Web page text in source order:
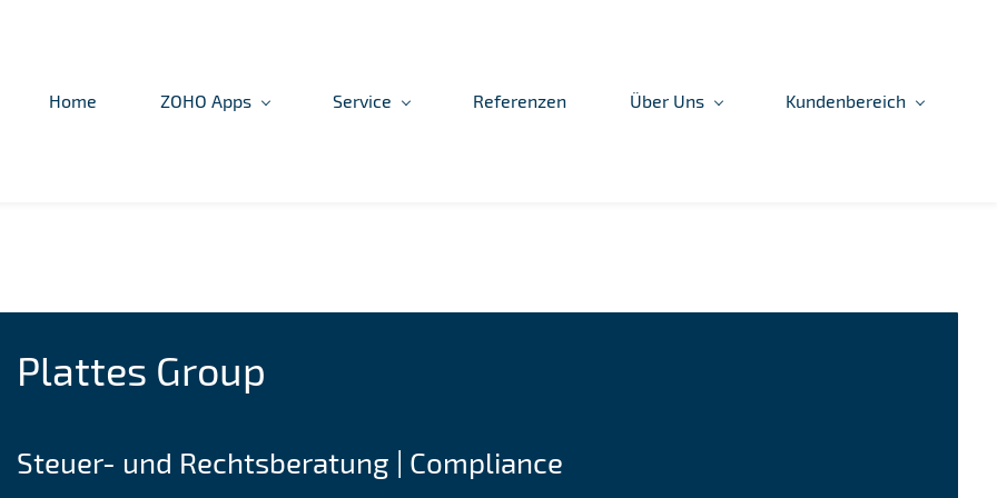
Home ZOHO Apps Service Referenzen Über Uns Kundenbereich
Plattes Group
Steuer- und Rechtsberatung | Compliance